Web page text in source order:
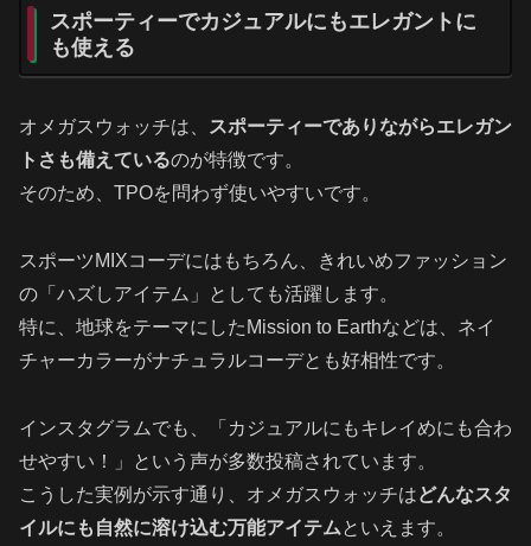
スポーティーでカジュアルにもエレガントに
も使える
オメガスウォッチは、
スポーティーでありながらエレガン
トさも備えているのが特徴です。
そのため、TPOを問わず使いやすいです。
スポーツMIXコーデにはもちろん、きれいめファッション
の「ハズしアイテム」としても活躍します。
特に、地球をテーマにしたMission to Earthなどは、ネイ
チャーカラーがナチュラルコーデとも好相性です。
インスタグラムでも、「カジュアルにもキレイめにも合わ
せやすい！」という声が多数投稿されています。
こうした実例が示す通り、オメガスウォッチはどんなスタ
イルにも自然に溶け込む万能アイテムといえます。